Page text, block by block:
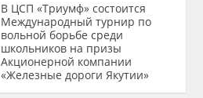
В ЦСП «Триумф» состоится
Международный турнир по
вольной борьбе среди
школьников на призы
Акционерной компании
«Железные дороги Якутии»